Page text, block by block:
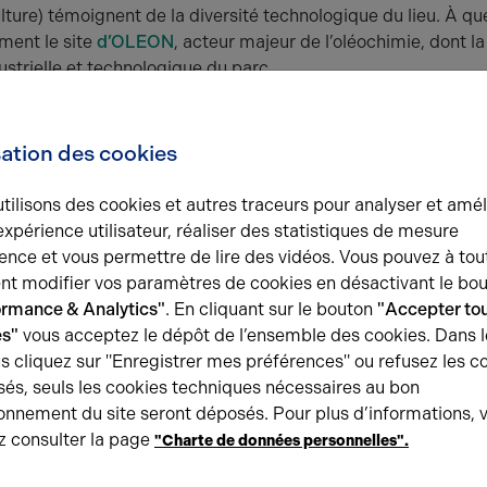
témoignent de la diversité technologique du lieu. À
le site d’OLEON, acteur majeur de l’oléochimie, dont la
et technologique du parc.
pensée pour l’évolution
développement économique, le parc propose différentes
les jeunes entreprises, cellules mixtes bureaux-ateliers,
hautement fonctionnel, avec des services
la sécurité ou encore l’entretien des espaces. Les
partagés : salles de réunion, showroom d’exposition et
collaborations transversales.
dans le Parc Technologique est assuré par une
du réseau d’entreprises, pilotée par Chloé Lallich,
des cookies
des cookies et autres traceurs pour analyser et
utilisateur, réaliser des statistiques de mesure
et vous permettre de lire des vidéos. Vous pouvez à
modifier vos paramètres de cookies en désactivant le
& Analytics". En cliquant sur le bouton "Accepter
vous acceptez le dépôt de l’ensemble des cookies. Dans
cliquez sur "Enregistrer mes préférences" ou refusez les
seuls les cookies techniques nécessaires au bon
du site seront déposés. Pour plus d’informations,
consulter la page "Charte de données personnelles".